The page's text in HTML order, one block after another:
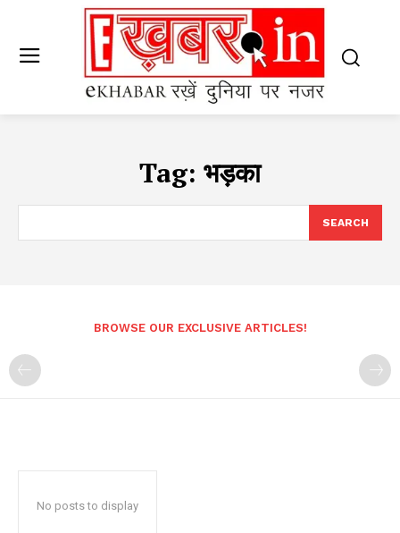
Tag: भड़का
SEARCH
BROWSE OUR EXCLUSIVE ARTICLES!
No posts to display